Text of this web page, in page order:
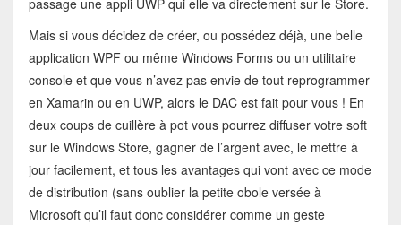
passage une appli UWP qui elle va directement sur le Store.
Mais si vous décidez de créer, ou possédez déjà, une belle
application WPF ou même Windows Forms ou un utilitaire
console et que vous n’avez pas envie de tout reprogrammer
en Xamarin ou en UWP, alors le DAC est fait pour vous ! En
deux coups de cuillère à pot vous pourrez diffuser votre soft
sur le Windows Store, gagner de l’argent avec, le mettre à
jour facilement, et tous les avantages qui vont avec ce mode
de distribution (sans oublier la petite obole versée à
Microsoft qu’il faut donc considérer comme un geste